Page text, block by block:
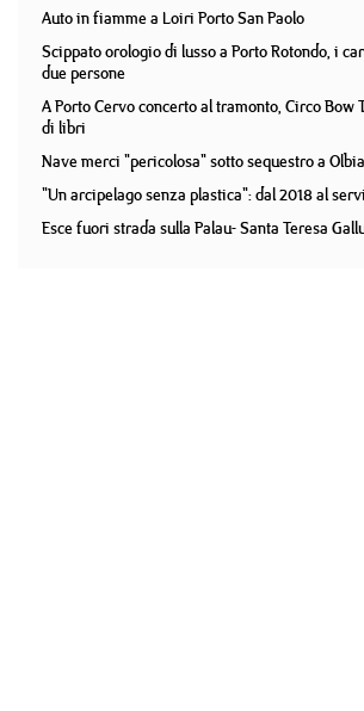
Auto in fiamme a Loiri Porto San Paolo
Scippato orologio di lusso a Porto Rotondo, i
due persone
A Porto Cervo concerto al tramonto, Circo Bow
di libri
Nave merci "pericolosa" sotto sequestro a Olbia
"Un arcipelago senza plastica": dal 2018 al
Esce fuori strada sulla Palau- Santa Teresa